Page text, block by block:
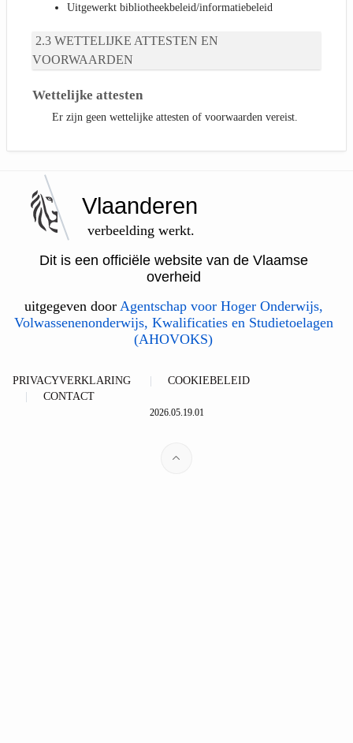
Uitgewerkt bibliotheekbeleid/informatiebeleid
WETTELIJKE ATTESTEN EN
VOORWAARDEN
Wettelijke attesten
Er zijn geen wettelijke attesten of voorwaarden vereist.
Vlaanderen
verbeelding werkt.
Dit is een officiële website van de Vlaamse
overheid
uitgegeven door Agentschap voor Hoger Onderwijs,
Volwassenenonderwijs, Kwalificaties en Studietoelagen
(AHOVOKS)
PRIVACYVERKLARING
COOKIEBELEID
CONTACT
2026.05.19.01